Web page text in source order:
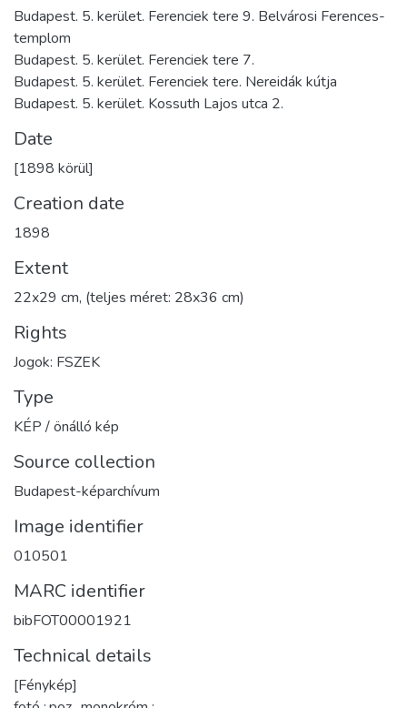
Budapest. 5. kerület. Ferenciek tere 9. Belvárosi Ferences-
templom
Budapest. 5. kerület. Ferenciek tere 7.
Budapest. 5. kerület. Ferenciek tere. Nereidák kútja
Budapest. 5. kerület. Kossuth Lajos utca 2.
Date
[1898 körül]
Creation date
1898
Extent
22x29 cm, (teljes méret: 28x36 cm)
Rights
Jogok: FSZEK
Type
KÉP / önálló kép
Source collection
Budapest-képarchívum
Image identifier
010501
MARC identifier
bibFOT00001921
Technical details
[Fénykép]